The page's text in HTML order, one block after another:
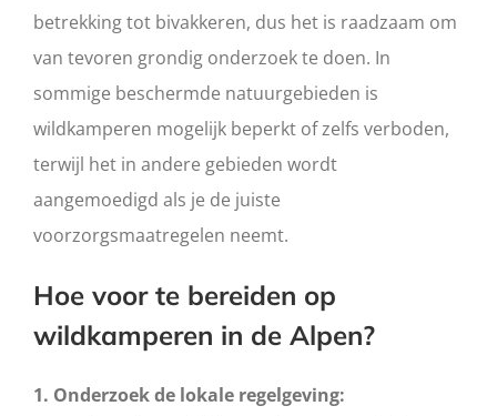
betrekking tot bivakkeren, dus het is raadzaam om
van tevoren grondig onderzoek te doen. In
sommige beschermde natuurgebieden is
wildkamperen mogelijk beperkt of zelfs verboden,
terwijl het in andere gebieden wordt
aangemoedigd als je de juiste
voorzorgsmaatregelen neemt.
Hoe voor te bereiden op
wildkamperen in de Alpen?
1. Onderzoek de lokale regelgeving: